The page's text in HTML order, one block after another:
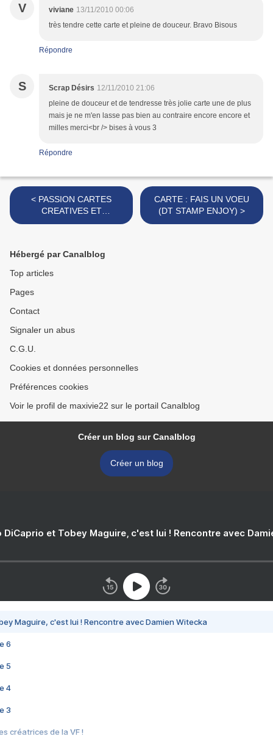
V viviane 13/11/2010 00:06
très tendre cette carte et pleine de douceur. Bravo Bisous
Répondre
S Scrap Désirs 12/11/2010 21:06
pleine de douceur et de tendresse très jolie carte une de plus
mais je ne m'en lasse pas bien au contraire encore encore et
milles merci<br /> bises à vous 3
Répondre
< PASSION CARTES
CREATIVES ET
CONCOURS
CARTE : FAIS UN VOEU
(DT STAMP ENJOY) >
Hébergé par Canalblog
Top articles
Pages
Contact
Signaler un abus
C.G.U.
Cookies et données personnelles
Préférences cookies
Voir le profil de maxivie22 sur le portail Canalblog
Créer un blog sur Canalblog
Créer un blog
DiCaprio et Tobey Maguire, c'est lui ! Rencontre avec
Maguire, c'est lui ! Rencontre avec Damien Witecka
6
5
4
3
créatrices de la VF !